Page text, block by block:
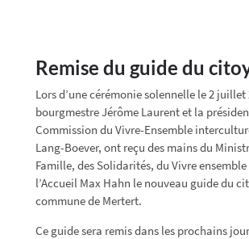
Remise du guide du
Lors d’une cérémonie solennelle le 2 juillet
bourgmestre Jérôme Laurent et la
Commission du Vivre-Ensemble
Lang-Boever, ont reçu des mains du
Famille, des Solidarités, du Vivre ensemble
l’Accueil Max Hahn le nouveau guide du
commune de Mertert.
Ce guide sera remis dans les prochains